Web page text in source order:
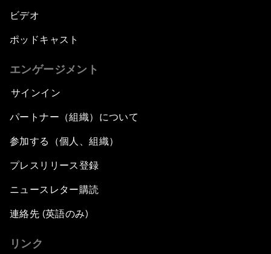
ビデオ
ポッドキャスト
エンゲージメント
サインイン
パートナー（組織）について
参加する（個人、組織）
プレスリリース登録
ニュースレター購読
連絡先 (英語のみ)
リンク